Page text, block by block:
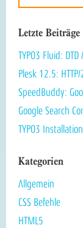
Letzte Beiträge
TYPO3 Fluid:
Plesk 12.5:
SpeedBuddy:
Google Search
TYPO3
Kategorien
Allgemein
CSS Befehle
HTML5